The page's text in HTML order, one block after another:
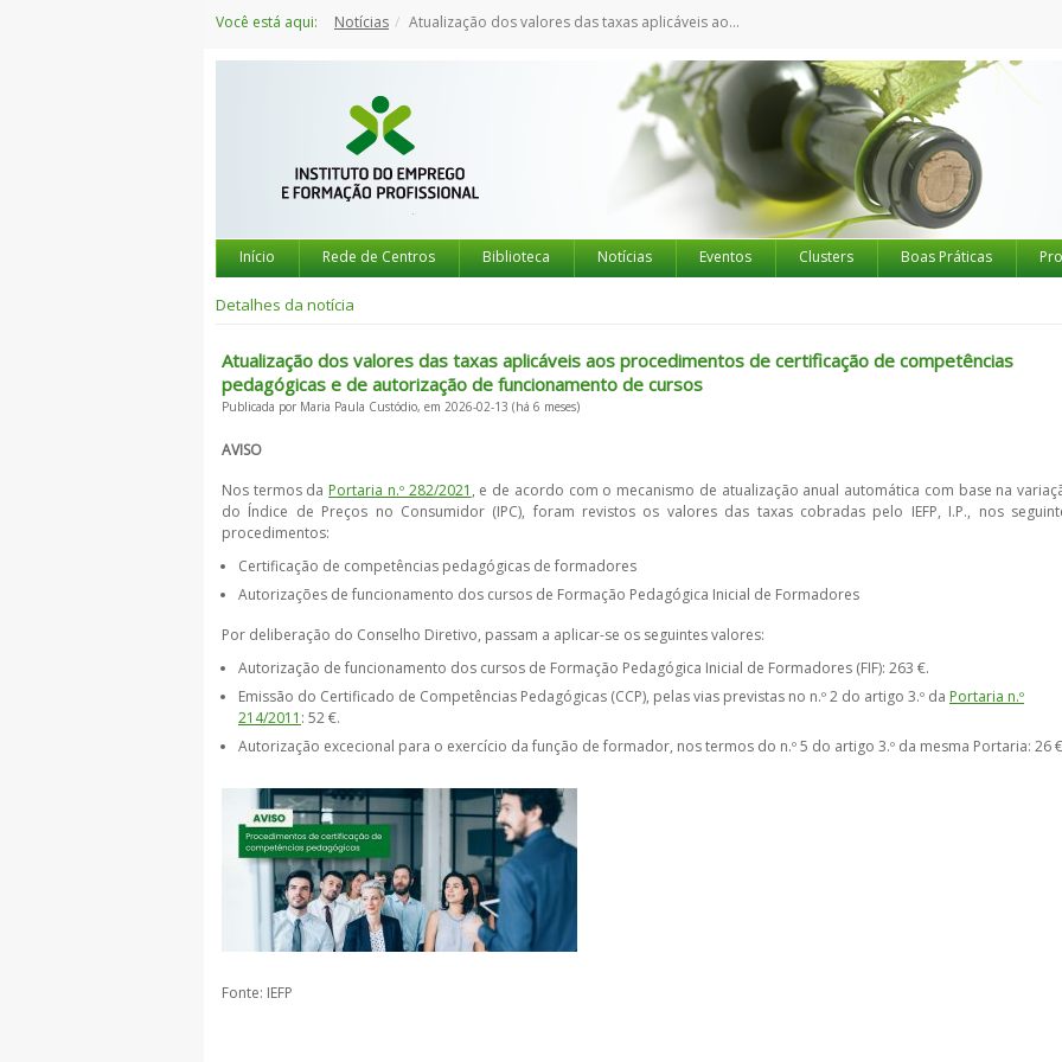
para
Você está aqui: Notícias Atualização dos valores das taxas aplicáveis aos procedimentos de certificação de competências pedagógicas e de autorização de funcionamento de cursos
Início Rede de Centros Biblioteca Notícias Eventos Clusters Boas Práticas
Detalhes da notícia
Atualização dos valores das taxas aplicáveis aos procedimentos de certificação de competências
pedagógicas e de autorização de funcionamento de cursos
Publicada por Maria Paula Custódio, em 2026-02-13 (há 6 meses)
AVISO
Nos termos da Portaria n.º 282/2021 , e de acordo com o mecanismo de atualização anual automática com base na
do Índice de Preços no Consumidor (IPC), foram revistos os valores das taxas cobradas pelo IEFP, I.P., nos
procedimentos:
Certificação de competências pedagógicas de formadores
Autorizações de funcionamento dos cursos de Formação Pedagógica Inicial de Formadores
Por deliberação do Conselho Diretivo, passam a aplicar-se os seguintes valores:
Autorização de funcionamento dos cursos de Formação Pedagógica Inicial de Formadores (FIF): 263 €.
Emissão do Certificado de Competências Pedagógicas (CCP), pelas vias previstas no n.º 2 do artigo 3.º da Portaria n.º
214/2011 : 52 €.
Autorização excecional para o exercício da função de formador, nos termos do n.º 5 do artigo 3.º da mesma Portaria: 26
Fonte: IEFP